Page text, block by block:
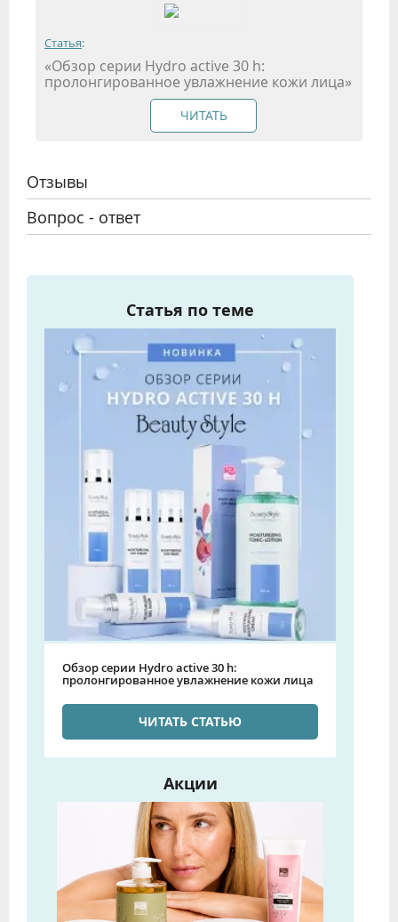
Статья:
«Обзор серии Hydro active 30 h:
пролонгированное увлажнение кожи лица»
ЧИТАТЬ
Отзывы
Вопрос - ответ
Статья по теме
Обзор серии Hydro active 30 h:
пролонгированное увлажнение кожи лица
ЧИТАТЬ СТАТЬЮ
Акции